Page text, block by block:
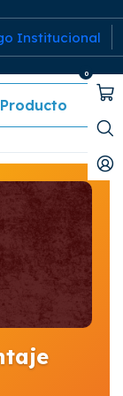
Institucional
0